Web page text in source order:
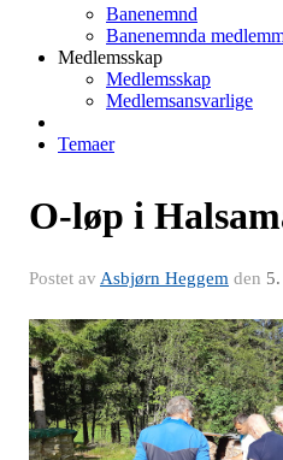
Banenemnd
Banenemnda
Medlemsskap
Medlemsskap
Medlemsansvarlige
Temaer
O-løp i
Postet av Asbjørn Heggem den